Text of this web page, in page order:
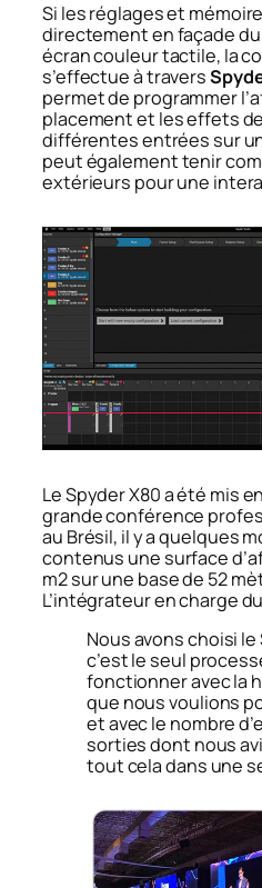
Si les réglages et
directement en façade
écran couleur tactile, la
s’effectue à travers
permet de programmer
placement et les effets
différentes entrées sur
peut également tenir
extérieurs pour une
Le Spyder X80 a été mis
grande conférence
au Brésil, il y a quelques
contenus une surface
m2 sur une base de 52
L’intégrateur en charge
Nous avons choisi le
c’est le seul
fonctionner avec la
que nous voulions
et avec le nombre
sorties dont nous
tout cela dans une